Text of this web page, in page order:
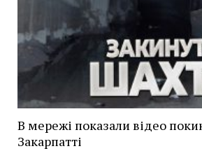
В мережі показали відео
Закарпатті